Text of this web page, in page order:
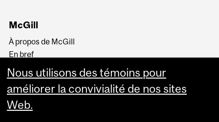
McGill
À propos de McGill
En bref
Histoire
La haute direction
Nous utilisons des témoins pour
améliorer la convivialité de nos sites
Web.